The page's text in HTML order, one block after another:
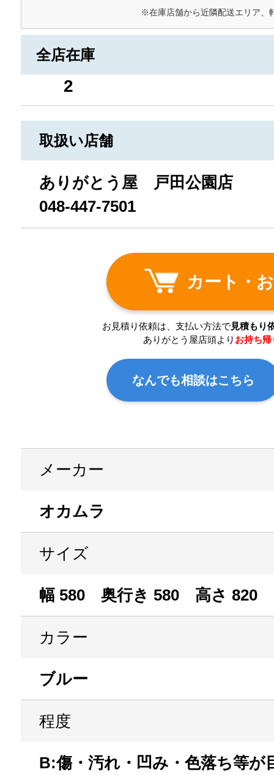
※在庫店舗から近隣配送エリア、
全店在庫
2
取扱い店舗
ありがとう屋 戸田公園店
048-447-7501
カート・
お見積り依頼は、支払い方法で見積もり
ありがとう屋店頭より お持ち帰
なんでも相談はこちら
メーカー
オカムラ
サイズ
幅 580 奥行き 580 高さ 820
カラー
ブルー
程度
B:傷・汚れ・凹み・色落ち等が